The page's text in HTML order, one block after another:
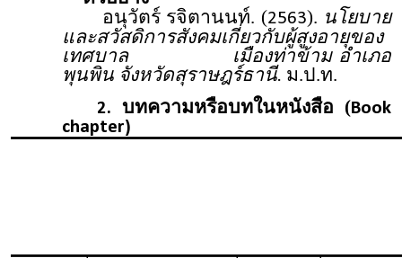
อนุวัตร์ รจิตานนท์. (2563). นโยบาย
และสวัสดิการสังคมเกี่ยวกับผู้สูงอายุของ
เทศบาล เมืองท่าข้าม อำเภอ
พุนพิน จังหวัดสุราษฎร์ธานี. ม.ป.ท.
2. บทความหรือบทในหนังสือ (Book
chapter)